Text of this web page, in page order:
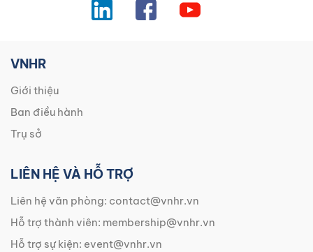
VNHR
Giới thiệu
Ban điều hành
Trụ sở
LIÊN HỆ VÀ HỖ TRỢ
Liên hệ văn phòng: contact@vnhr.vn
Hỗ trợ thành viên: membership@vnhr.vn
Hỗ trợ sự kiện: event@vnhr.vn